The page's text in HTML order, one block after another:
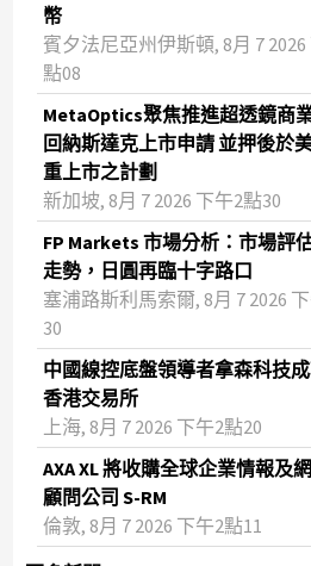
幣
賓夕法尼亞州伊斯頓, 8月 7 2026
點08
MetaOptics聚焦推進超透鏡商
回納斯達克上市申請 並押後於
重上市之計劃
新加坡, 8月 7 2026 下午2點30
FP Markets 市場分析：市場評
走勢，日圓再臨十字路口
塞浦路斯利馬索爾, 8月 7 2026
30
中國線控底盤領導者拿森科技
香港交易所
上海, 8月 7 2026 下午2點20
AXA XL 將收購全球企業情報及
顧問公司 S-RM
倫敦, 8月 7 2026 下午2點11